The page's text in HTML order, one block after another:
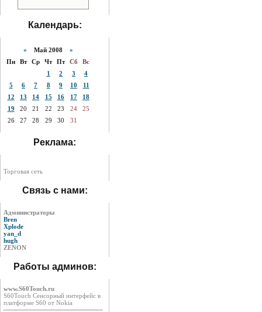
Календарь:
« Май 2008 »
Пн
Вт Ср Чт Пт Сб
Вс
1
2 3
4
5
6 7 8 9 10
11
12
13 14 15 16 17
18
19
20 21 22 23 24
25
26
27 28 29 30 31
Реклама:
Торговая сеть
Связь с нами:
Администраторы
Bren
Xplode
yan_d
hugh
ZENON
Работы админов:
www.S60Touch.ru
S60Touch Сенсорный интерфейс в
платформе S60 от Nokia